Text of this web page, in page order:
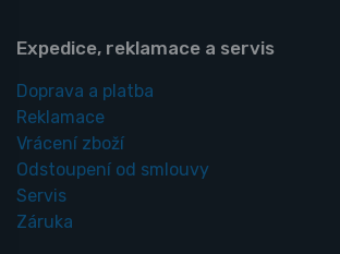
Expedice, reklamace a servis
Doprava a platba
Reklamace
Vrácení zboží
Odstoupení od smlouvy
Servis
Záruka